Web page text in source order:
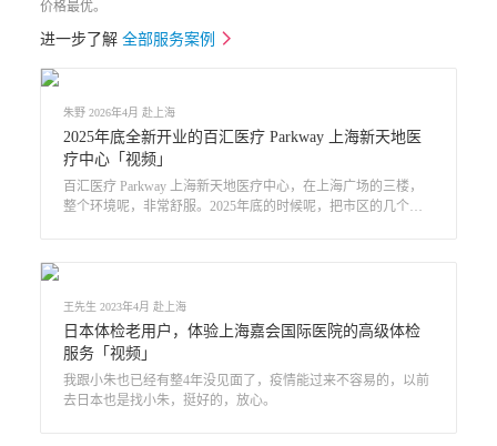
价格最优。
进一步了解 全部服务案例
朱野 2026年4月 赴上海
2025年底全新开业的百汇医疗 Parkway 上海新天地医
疗中心「视频」
百汇医疗 Parkway 上海新天地医疗中心，在上海广场的三楼，
整个环境呢，非常舒服。2025年底的时候呢，把市区的几个点
王先生 2023年4月 赴上海
日本体检老用户，体验上海嘉会国际医院的高级体检
服务「视频」
我跟小朱也已经有整4年没见面了，疫情能过来不容易的，以前
去日本也是找小朱，挺好的，放心。